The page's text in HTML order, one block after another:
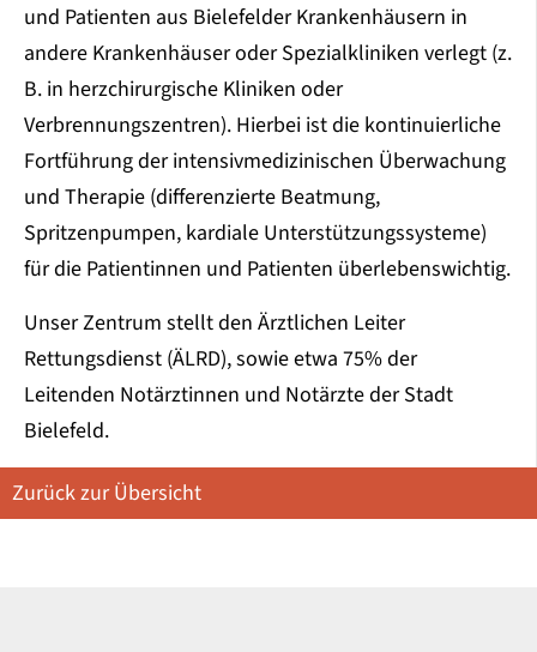
und Patienten aus Bielefelder Krankenhäusern in
andere Krankenhäuser oder Spezialkliniken verlegt (z.
B. in herzchirurgische Kliniken oder
Verbrennungszentren). Hierbei ist die kontinuierliche
Fortführung der intensivmedizinischen Überwachung
und Therapie (differenzierte Beatmung,
Spritzenpumpen, kardiale Unterstützungssysteme)
für die Patientinnen und Patienten überlebenswichtig.
Unser Zentrum stellt den Ärztlichen Leiter
Rettungsdienst (ÄLRD), sowie etwa 75% der
Leitenden Notärztinnen und Notärzte der Stadt
Bielefeld.
Zurück zur Übersicht